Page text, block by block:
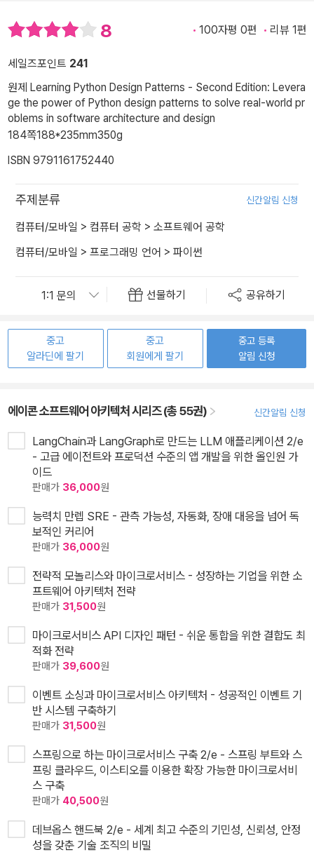
8 100자평 0편 리뷰 1편
세일즈포인트 241
원제 Learning Python Design Patterns - Second Edition: Levera
ge the power of Python design patterns to solve real-world pr
oblems in software architecture and design
184쪽188*235mm350g
ISBN 9791161752440
주제분류 신간알림 신청
컴퓨터/모바일 > 컴퓨터 공학 > 소프트웨어 공학
컴퓨터/모바일 > 프로그래밍 언어 > 파이썬
선물하기 공유하기
중고
알라딘에 팔기
중고
회원에게 팔기
중고 등록
알림 신청
에이콘 소프트웨어 아키텍처 시리즈 (총 55권) 신간알림 신청
LangChain과 LangGraph로 만드는 LLM 애플리케이션 2/e
- 고급 에이전트와 프로덕션 수준의 앱 개발을 위한 올인원 가
이드
판매가 36,000원
능력치 만렙 SRE - 관측 가능성, 자동화, 장애 대응을 넘어 독
보적인 커리어
판매가 36,000원
전략적 모놀리스와 마이크로서비스 - 성장하는 기업을 위한 소
프트웨어 아키텍처 전략
판매가 31,500원
마이크로서비스 API 디자인 패턴 - 쉬운 통합을 위한 결합도 최
적화 전략
판매가 39,600원
이벤트 소싱과 마이크로서비스 아키텍처 - 성공적인 이벤트 기
반 시스템 구축하기
판매가 31,500원
스프링으로 하는 마이크로서비스 구축 2/e - 스프링 부트와 스
프링 클라우드, 이스티오를 이용한 확장 가능한 마이크로서비
스 구축
판매가 40,500원
데브옵스 핸드북 2/e - 세계 최고 수준의 기민성, 신뢰성, 안정
성을 갖춘 기술 조직의 비밀